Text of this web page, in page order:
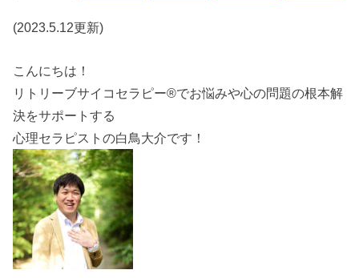
(2023.5.12更新)
こんにちは！
リトリーブサイコセラピー®でお悩みや心の問題の根本解
決をサポートする
心理セラピストの白鳥大介です！